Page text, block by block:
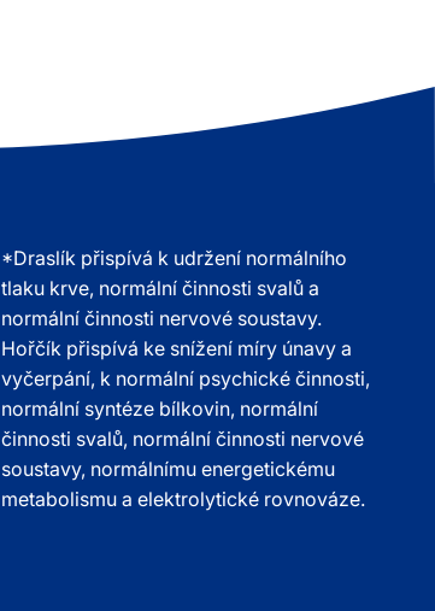
*Draslík přispívá k udržení normálního
tlaku krve, normální činnosti svalů a
normální činnosti nervové soustavy.
Hořčík přispívá ke snížení míry únavy a
vyčerpání, k normální psychické činnosti,
normální syntéze bílkovin, normální
činnosti svalů, normální činnosti nervové
soustavy, normálnímu energetickému
metabolismu a elektrolytické rovnováze.